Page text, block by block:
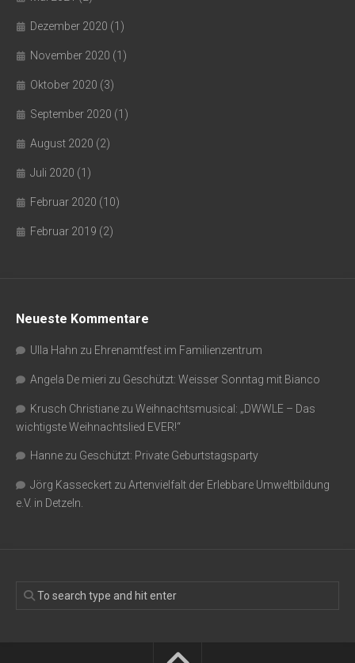
Dezember 2020 (1)
November 2020 (1)
Oktober 2020 (3)
September 2020 (1)
August 2020 (2)
Juli 2020 (1)
Februar 2020 (10)
Februar 2019 (2)
Neueste Kommentare
Ulla Hahn zu Ehrenamtfest im Familienzentrum
Angela De mieri zu Geschützt: Weisser Sonntag mit Bianco
Krusch Christiane zu Weihnachtsmusical: „DWWLE – Das
wichtigste Weihnachtslied EVER!“
Hanne zu Geschützt: Private Geburtstagsparty
Jörg Kasseckert zu Artenvielfalt der Erlebbare Umweltbildung
e.V. in Detzeln.